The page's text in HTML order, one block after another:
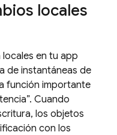
locales
en tu app
de instantáneas de
función importante
Cuando
los objetos
con los